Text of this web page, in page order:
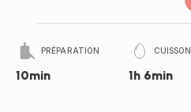
PRÉPARATION
10min
CUISSON
1h 6min